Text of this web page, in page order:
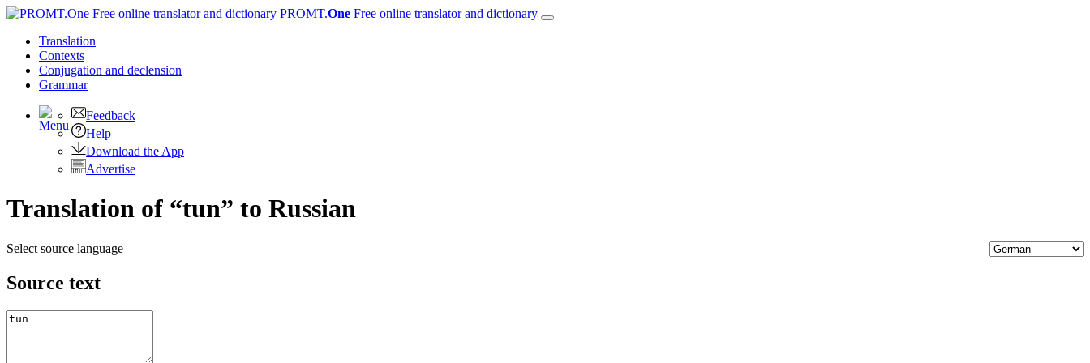
PROMT.One Free online translator and dictionary
Translation
Contexts
Conjugation and declension
Grammar
Feedback
Help
Download the App
Advertise
Translation of “tun” to Russian
Select source language
Source text